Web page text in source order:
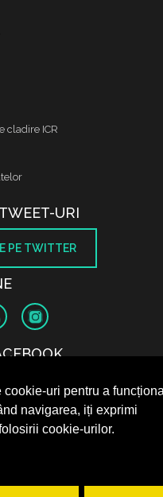
cookie-uri pentru a funcționa
navigarea, iți exprimi
cookie-urilor.
cladire ICR
URI
PE TWITTER